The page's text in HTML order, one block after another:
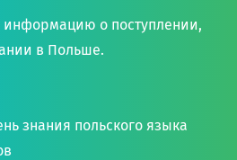
информацию о поступлении,
в Польше.
знания польского языка